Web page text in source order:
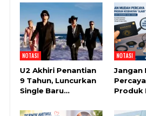
NOTASI
U2 Akhiri Penantian
9 Tahun, Luncurkan
Single Baru…
NOTASI
Jangan
Produk